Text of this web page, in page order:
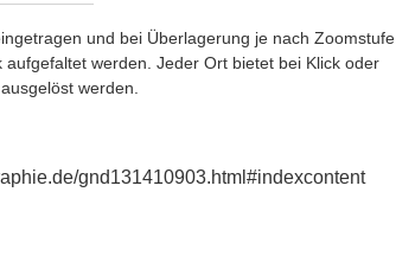
und bei Überlagerung je nach Zoomstufe
werden. Jeder Ort bietet bei Klick oder
werden.
gnd131410903.html#indexcontent